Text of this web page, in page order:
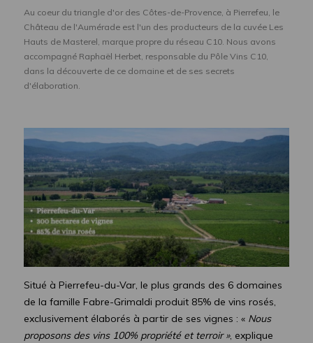
Au coeur du triangle d'or des Côtes-de-Provence, à Pierrefeu, le
Château de l'Aumérade est l'un des producteurs de la cuvée Les
Hauts de Masterel, marque propre du réseau C10. Nous avons
accompagné Raphaël Herbet, responsable du Pôle Vins C10,
dans la découverte de ce domaine et de ses secrets
d'élaboration.
Situé à Pierrefeu-du-Var, le plus grands des 6 domaines
de la famille Fabre-Grimaldi produit 85% de vins rosés,
exclusivement élaborés à partir de ses vignes : « Nous
proposons des vins 100% propriété et terroir », explique